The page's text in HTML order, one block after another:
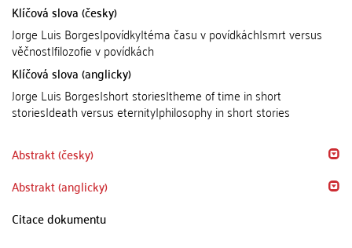
Klíčová slova (česky)
Jorge Luis Borges|povídky|téma času v povídkách|smrt versus
věčnost|filozofie v povídkách
Klíčová slova (anglicky)
Jorge Luis Borges|short stories|theme of time in short
stories|death versus eternity|philosophy in short stories
Abstrakt (česky)
Abstrakt (anglicky)
Citace dokumentu